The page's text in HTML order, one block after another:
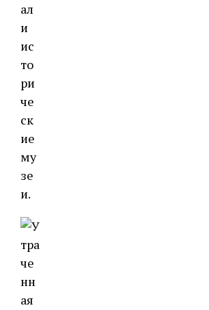
ал
и
ис
то
ри
че
ск
ие
му
зе
и.